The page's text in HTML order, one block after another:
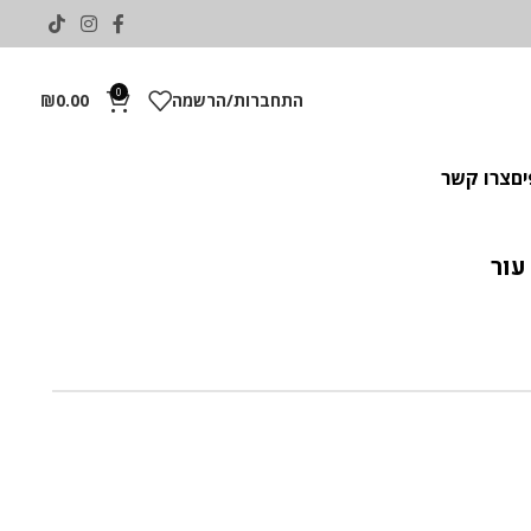
התחברות/הרשמה 0
₪0.00
צרו קשר